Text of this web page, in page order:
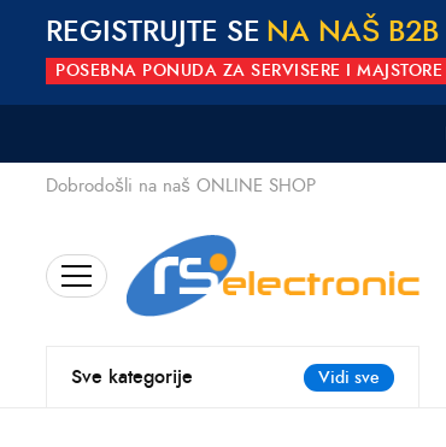
REGISTRUJTE SE NA NAŠ B2B
POSEBNA PONUDA ZA SERVISERE I MAJSTORE
Dobrodošli na naš ONLINE SHOP
Sve kategorije Vidi sve